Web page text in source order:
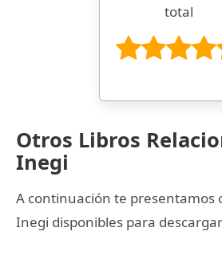
total
Otros Libros
Inegi
A continuación te presentamos
Inegi disponibles para